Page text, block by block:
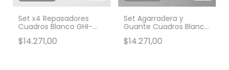
Set x4 Repasadores
Cuadros Blanco GHI-
936
$14.271,00
Set Agarradera y
Guante Cuadros Blanco
GHI-933
$14.271,00